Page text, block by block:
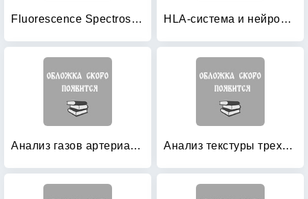
Fluorescence Spectroscopy of Biomacromolecules HLA-система и нейроиммуноэндокринные факторы: влияние на беременность и роды
Анализ газов артериальной крови понятным языком Анализ текстуры трехмерных медицинских изображений